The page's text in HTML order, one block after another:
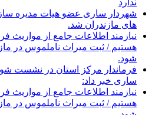
شهردار ساری عضو هیات مدیره
های مازندران شد.
نیازمند اطلاعات جامع از مواریث
هستیم / ثبت میراث ناملموس در
شود.
فرماندار مرکز استان در نشست
ساری خبر داد:
نیازمند اطلاعات جامع از مواریث
هستیم / ثبت میراث ناملموس در